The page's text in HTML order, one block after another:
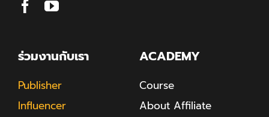
ร่วมงานกับเรา
Publisher
Influencer
ACADEMY
Course
About Affiliate